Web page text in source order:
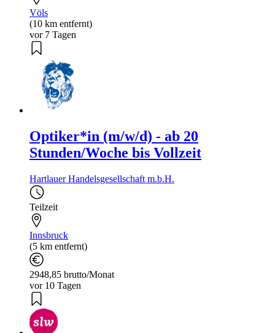
Völs
(10 km entfernt)
vor 7 Tagen
Optiker*in (m/w/d) - ab 20
Stunden/Woche bis Vollzeit
Hartlauer Handelsgesellschaft m.b.H.
Teilzeit
Innsbruck
(5 km entfernt)
2948,85 brutto/Monat
vor 10 Tagen